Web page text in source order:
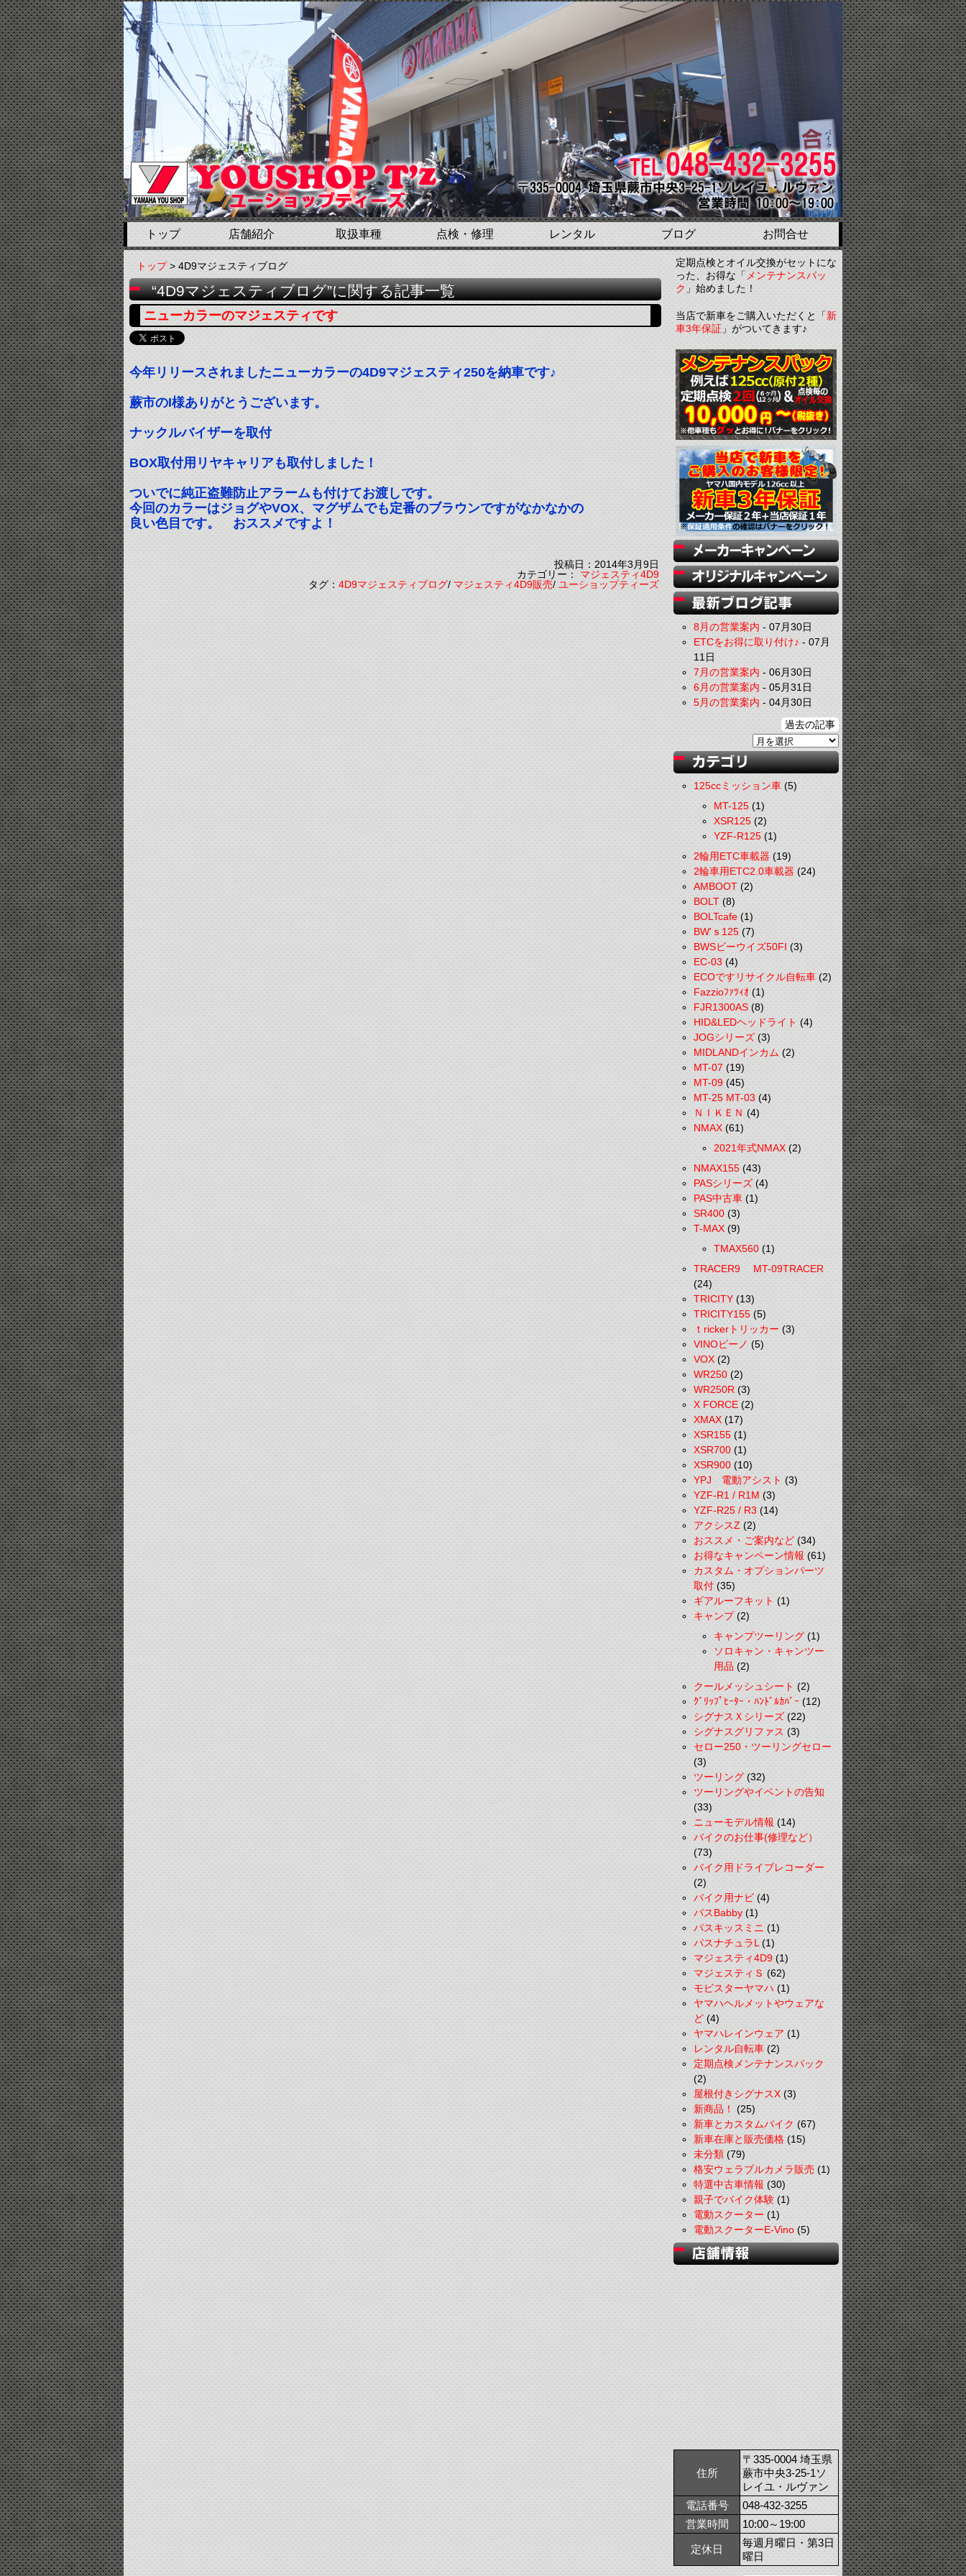
トップ 店舗紹介 取扱車種 点検・修理 レンタル ブログ お問合せ
トップ> 4D9マジェスティブログ
“4D9マジェスティブログ”に関する記事一覧
ニューカラーのマジェスティです
今年リリースされましたニューカラーの4D9マジェスティ250を納車です♪
蕨市のI様ありがとうございます。
ナックルバイザーを取付
BOX取付用リヤキャリアも取付しました！
ついでに純正盗難防止アラームも付けてお渡しです。
今回のカラーはジョグやVOX、マグザムでも定番のブラウンですがなかなかの
良い色目です。 おススメですよ！
投稿日：2014年3月9日
カテゴリー：マジェスティ4D9
タグ：4D9マジェスティブログ/マジェスティ4D9販売/ユーショップティーズ
定期点検とオイル交換がセットにな
った、お得な「 メンテナンスパッ
ク」始めました！
当店で新車をご購入いただくと「新
車3年保証」がついてきます♪
8月の営業案内-07月30日
ETCをお得に取り付け♪-07月
11日
7月の営業案内-06月30日
6月の営業案内-05月31日
5月の営業案内-04月30日
過去の記事
125ccミッション車(5)
MT-125(1)
XSR125(2)
YZF-R125(1)
2輪用ETC車載器(19)
2輪車用ETC2.0車載器(24)
AMBOOT(2)
BOLT(8)
BOLTcafe(1)
BW'ｓ125(7)
BWSビーウイズ50FI(3)
EC-03(4)
ECOですリサイクル自転車(2)
Fazzioﾌｧﾂｨｵ(1)
FJR1300AS(8)
HID&LEDヘッドライト(4)
JOGシリーズ(3)
MIDLANDインカム(2)
MT-07(19)
MT-09 (45)
MT-25 MT-03(4)
ＮＩＫＥＮ(4)
NMAX(61)
2021年式NMAX(2)
NMAX155(43)
PASシリーズ(4)
PAS中古車(1)
SR400(3)
T-MAX(9)
TMAX560(1)
TRACER9 MT-09TRACER
(24)
TRICITY(13)
TRICITY155(5)
ｔrickerトリッカー(3)
VINOビーノ(5)
VOX(2)
WR250(2)
WR250R(3)
X FORCE(2)
XMAX(17)
XSR155(1)
XSR700(1)
XSR900(10)
YPJ 電動アシスト(3)
YZF-R1 / R1M(3)
YZF-R25 / R3(14)
アクシスZ(2)
おススメ・ご案内など(34)
お得なキャンペーン情報(61)
カスタム・オプションパーツ
取付(35)
ギアルーフキット(1)
キャンプ(2)
キャンプツーリング(1)
ソロキャン・キャンツー
用品(2)
クールメッシュシート(2)
ｸﾞﾘｯﾌﾟﾋｰﾀｰ・ﾊﾝﾄﾞﾙｶﾊﾞｰ(12)
シグナスＸシリーズ(22)
シグナスグリファス(3)
セロー250・ツーリングセロー
(3)
ツーリング(32)
ツーリングやイベントの告知
(33)
ニューモデル情報(14)
バイクのお仕事(修理など）
(73)
バイク用ドライブレコーダー
(2)
バイク用ナビ(4)
パスBabby(1)
パスキッスミニ(1)
パスナチュラL(1)
マジェスティ4D9(1)
マジェスティＳ(62)
モビスターヤマハ(1)
ヤマハヘルメットやウェアな
ど(4)
ヤマハレインウェア(1)
レンタル自転車(2)
定期点検メンテナンスパック
(2)
屋根付きシグナスX(3)
新商品！(25)
新車とカスタムバイク(67)
新車在庫と販売価格(15)
未分類(79)
格安ウェラブルカメラ販売(1)
特選中古車情報(30)
親子でバイク体験(1)
電動スクーター(1)
電動スクーターE-Vino(5)
住所
〒335-0004 埼玉県
蕨市中央3-25-1ソ
レイユ・ルヴァン
電話番号
048-432-3255
営業時間
10:00～19:00
定休日
毎週月曜日・第3日
曜日